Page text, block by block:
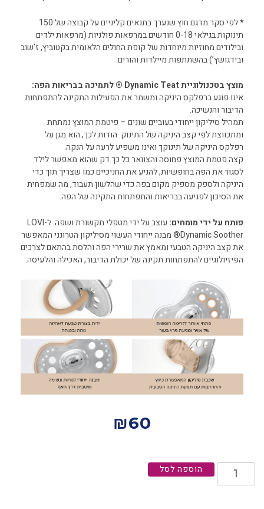
*
לפי סקר מדגם חוץ שנערך בתנאים קליניים על קבוצה של 150
תינוקות בגילאי 0-18 חודשים במרפאות פולניות (מרפאות ילדים
ובילודים מחוזיות מיוחדות של קופת החולים הלאומית בקטוביץ, ז’שוב
ובידגושץ’) בהשתתפות מיילדות והורים.
מוצץ בטכנולוגיית Dynamic Teat ® לתמיכה בבריאות הפה:
אינו פוגע ברפלקס היניקה ומשמר את הפעילות התקינה להתפתחות
הדיבור והנשיכה.
תמהיל סיליקון ייחודי בעוביים שונים – פיטמת המוצץ נמתחת
ומתכווצת לפי קצב היניקה של התינוק. הודות לכך, הוא מגן על
רפלקס היניקה של תינוקך ואינו משפיע לרעה על הנקה.
קצה פטמת המוצץ פחוסה והצוואר כל כך דק שהוא מאפשר לילד
לסגור את הפה בחופשיות, להניע את החניכיים כמו שצריך תוך כדי
היניקה ולספק מספיק מקום בפה כדי שהלשון תעבוד, מה שמפחית
את הסיכון לפגיעה בבריאות והתפתחות התקינה של הפה.
פותח על ידי מומחים:
עוצב על ידי מטפלי תקשורת ושפה. ל-LOVI
Dynamic Soother® מבנה ייחודי העשוי מסיליקון הטרוגני המאפשר
את קצב היניקה הטבעי ומאמץ את שרירי הפה והלסת בהתאם לצרכים
הפיזיולוגיים להתפתחות תקינה של יכולת הדיבור, האכילה והלעיסה.
₪60
הוספה לסל